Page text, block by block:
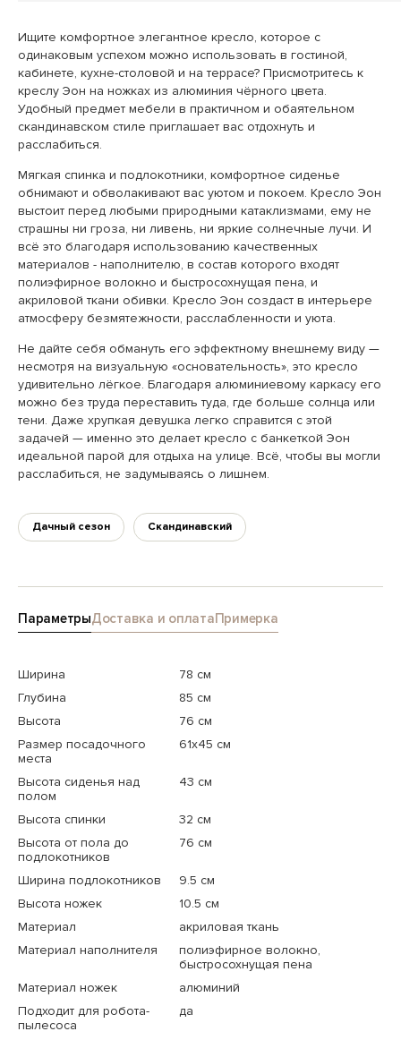
Ищите комфортное элегантное кресло, которое с
одинаковым успехом можно использовать в гостиной,
кабинете, кухне-столовой и на террасе? Присмотритесь к
креслу Эон на ножках из алюминия чёрного цвета.
Удобный предмет мебели в практичном и обаятельном
скандинавском стиле приглашает вас отдохнуть и
расслабиться.
Мягкая спинка и подлокотники, комфортное сиденье
обнимают и обволакивают вас уютом и покоем. Кресло Эон
выстоит перед любыми природными катаклизмами, ему не
страшны ни гроза, ни ливень, ни яркие солнечные лучи. И
всё это благодаря использованию качественных
материалов - наполнителю, в состав которого входят
полиэфирное волокно и быстросохнущая пена, и
акриловой ткани обивки. Кресло Эон создаст в интерьере
атмосферу безмятежности, расслабленности и уюта.
Не дайте себя обмануть его эффектному внешнему виду —
несмотря на визуальную «основательность», это кресло
удивительно лёгкое. Благодаря алюминиевому каркасу его
можно без труда переставить туда, где больше солнца или
тени. Даже хрупкая девушка легко справится с этой
задачей — именно это делает кресло с банкеткой Эон
идеальной парой для отдыха на улице. Всё, чтобы вы могли
расслабиться, не задумываясь о лишнем.
Дачный сезон Скандинавский
ПараметрыДоставка и оплатаПримерка
Ширина
78 см
Глубина
85 см
Высота
76 см
Размер посадочного
места
61х45 см
Высота сиденья над
полом
43 см
Высота спинки
32 см
Высота от пола до
подлокотников
76 см
Ширина подлокотников
9.5 см
Высота ножек
10.5 см
Материал
акриловая ткань
Материал наполнителя
полиэфирное волокно,
быстросохнущая пена
Материал ножек
алюминий
Подходит для робота-
пылесоса
да